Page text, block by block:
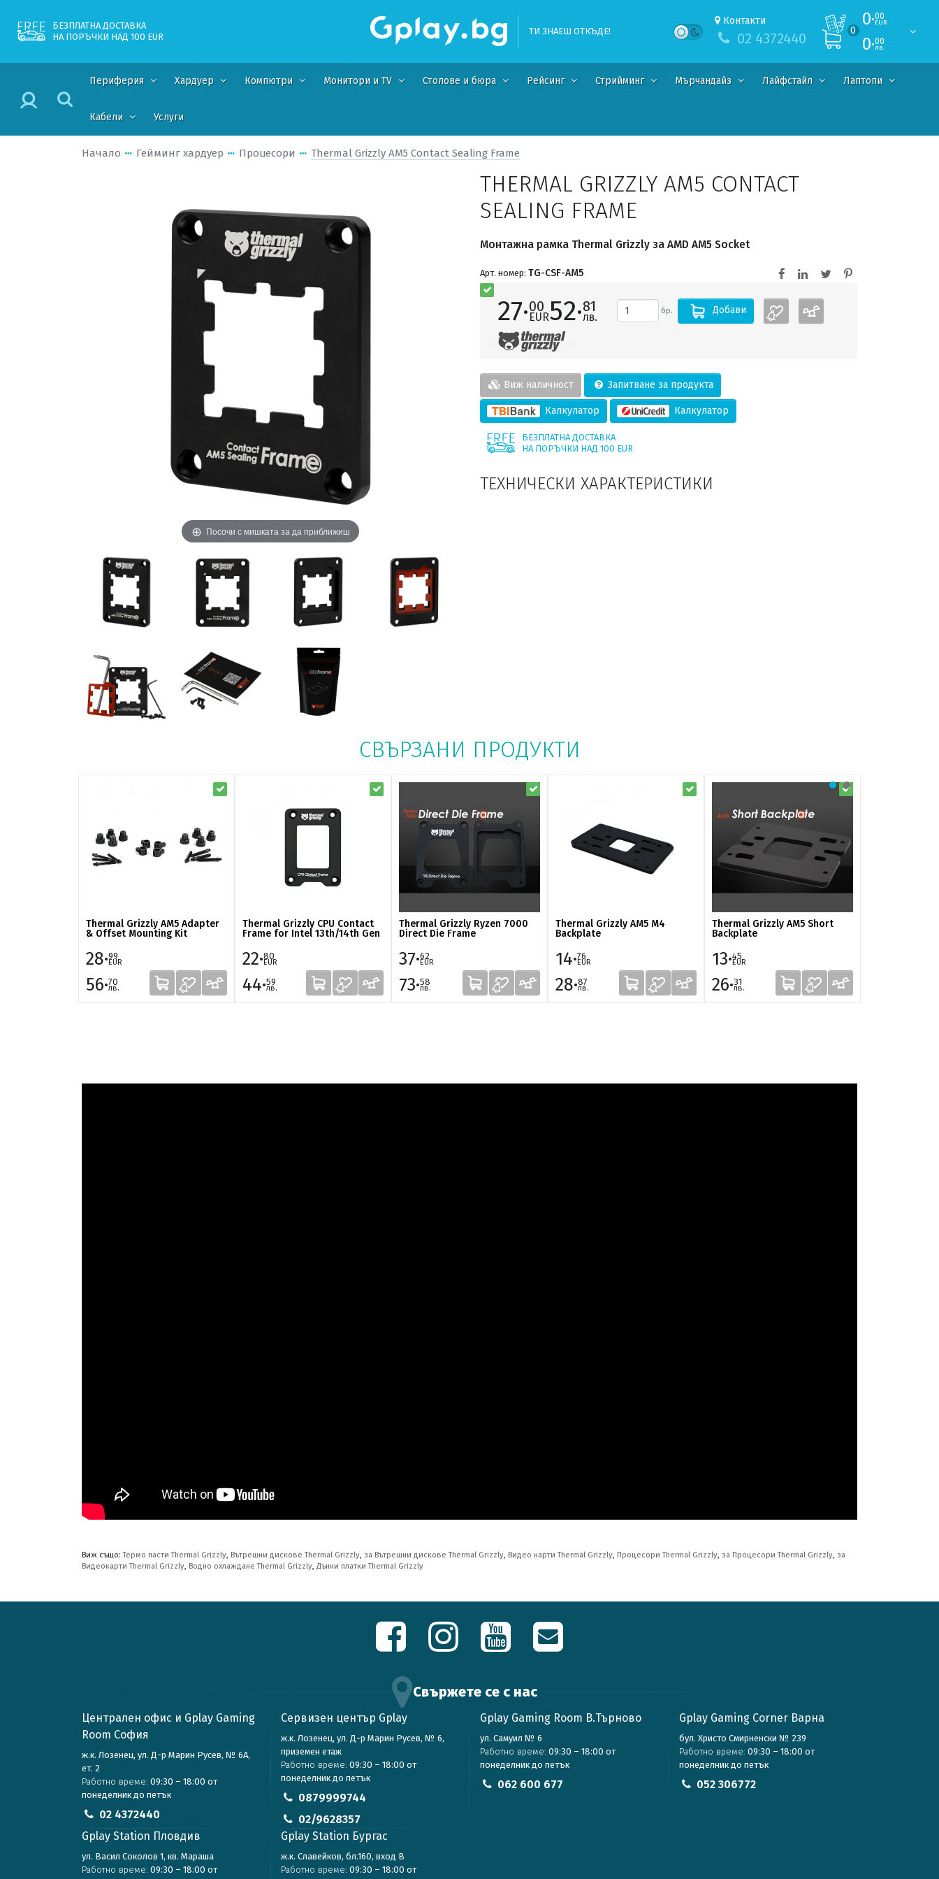
БЕЗПЛАТНА ДОСТАВКА
НА ПОРЪЧКИ НАД 100 EUR
ТИ ЗНАЕШ ОТКЪДЕ!
Контакти
02 4372440 0
0·00
EUR
0·00
лв.
Периферия Хардуер Компютри Монитори и TV Столове и бюра Рейсинг Стрийминг Мърчандайз Лайфстайл Лаптопи
Кабели Услуги
Начало Гейминг хардуер Процесори Thermal Grizzly AM5 Contact Sealing Frame
Посочи с мишката за да приближиш
THERMAL GRIZZLY AM5 CONTACT
SEALING FRAME
Монтажна рамка Thermal Grizzly за AMD AM5 Socket
Арт. номер: TG-CSF-AM5
27·00
EUR52·81
лв. бр. Добави
Виж наличност Запитване за продукта
Калкулатор Калкулатор
БЕЗПЛАТНА ДОСТАВКА
НА ПОРЪЧКИ НАД 100 EUR
ТЕХНИЧЕСКИ ХАРАКТЕРИСТИКИ
СВЪРЗАНИ ПРОДУКТИ
Thermal Grizzly AM5 Adapter
& Offset Mounting Kit
28·99
EUR
56·70
лв.
Thermal Grizzly CPU Contact
Frame for Intel 13th/14th Gen
22·80
EUR
44·59
лв.
Thermal Grizzly Ryzen 7000
Direct Die Frame
37·62
EUR
73·58
лв.
Thermal Grizzly AM5 M4
Backplate
14·76
EUR
28·87
лв.
Thermal Grizzly AM5 Short
Backplate
13·45
EUR
26·31
лв.
Виж също:Термо пасти Thermal Grizzly, Вътрешни дискове Thermal Grizzly, за Вътрешни дискове Thermal Grizzly, Видео карти Thermal Grizzly, Процесори Thermal Grizzly, за Процесори Thermal Grizzly, за
Видеокарти Thermal Grizzly, Водно охлаждане Thermal Grizzly, Дънни платки Thermal Grizzly
Свържете се с нас
Централен офис и Gplay Gaming
Room София
ж.к. Лозенец, ул. Д-р Марин Русев, № 6А,
ет. 2
Работно време: 09:30 – 18:00 от
понеделник до петък
02 4372440
Сервизен център Gplay
ж.к. Лозенец, ул. Д-р Марин Русев, № 6,
приземен етаж
Работно време: 09:30 – 18:00 от
понеделник до петък
0879999744
02/9628357
Gplay Gaming Room В.Търново
ул. Самуил № 6
Работно време: 09:30 – 18:00 от
понеделник до петък
062 600 677
Gplay Gaming Corner Варна
бул. Христо Смирненски № 239
Работно време: 09:30 – 18:00 от
понеделник до петък
052 306772
Gplay Station Пловдив
ул. Васил Соколов 1, кв. Мараша
Работно време: 09:30 – 18:00 от
Gplay Station Бургас
ж.к. Славейков, бл.160, вход В
Работно време: 09:30 – 18:00 от